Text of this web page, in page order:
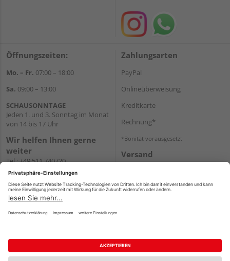
Öffnungszeiten:
Mo. – Fr. 07:00 – 18:00
Sa. 09:00 – 13:00
SCHAUSONNTAGE
Jeden 1. und 3. Sonntag im Monat
von 14 bis 17 Uhr
Wir helfen Ihnen gerne
weiter
Tel.:+49 511 740720
E-Mail:shop@holzland-
WhatsApp
Zahlungsarten
PayPal
Onlineüberweisung
Kreditkarte
Rechnung*
*Bonität vorausgesetzt
Versand
Versandkosten
Impressum AGB Widerruf
Datenschutz
Reservierungsbedingungen
Vertrag widerrufen